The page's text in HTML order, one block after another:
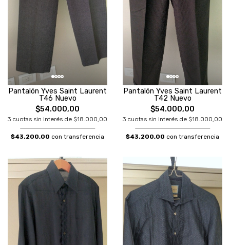
Pantalón Yves Saint Laurent
T46 Nuevo
$54.000,00
3 cuotas sin interés de $18.000,00
$43.200,00 con transferencia
Pantalón Yves Saint Laurent
T42 Nuevo
$54.000,00
3 cuotas sin interés de $18.000,00
$43.200,00 con transferencia